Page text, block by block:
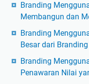
Branding
Membangun dan
Branding
Besar dari Branding
Branding
Penawaran Nilai